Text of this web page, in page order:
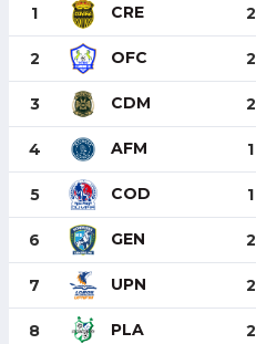
1 CRE 2
2 OFC 2
3 CDM 2
4 AFM 1
5 COD 1
6 GEN 2
7 UPN 2
8 PLA 2